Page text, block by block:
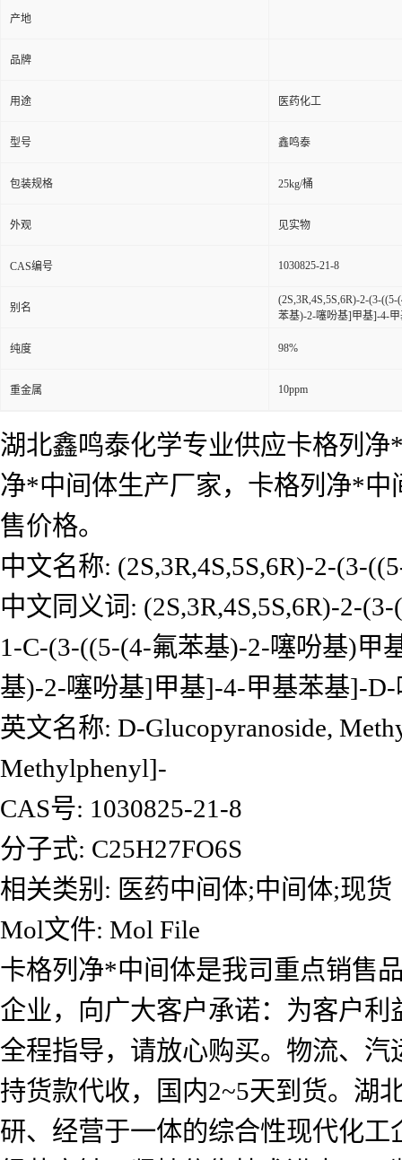
产地
品牌
用途 医药化工
型号 鑫鸣泰
包装规格 25kg/桶
外观 见实物
CAS编号 1030825-21-8
别名
(2S,3R,4S,5S,6R)-2-(3-
苯基)-2-噻吩基]甲基]-4-
纯度 98%
重金属 10ppm
湖北鑫鸣泰化学专业供应卡格列
净*中间体生产厂家，卡格列净*
售价格。
中文名称: (2S,3R,4S,5S,6R)-2-(3-
中文同义词: (2S,3R,4S,5S,6R)-2-
1-C-(3-((5-(4-氟苯基)-2-噻吩基)甲
基)-2-噻吩基]甲基]-4-甲基苯基]-
英文名称: D-Glucopyranoside,
Methylphenyl]-
CAS号: 1030825-21-8
分子式: C25H27FO6S
相关类别: 医药中间体;中间体;现货
Mol文件: Mol File
卡格列净*中间体是我司重点销售
企业，向广大客户承诺：为客户
全程指导，请放心购买。物流、
持货款代收，国内2~5天到货。湖
研、经营于一体的综合性现代化